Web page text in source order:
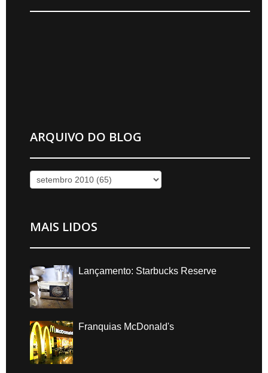
ARQUIVO DO BLOG
MAIS LIDOS
Lançamento: Starbucks Reserve
Franquias McDonald's